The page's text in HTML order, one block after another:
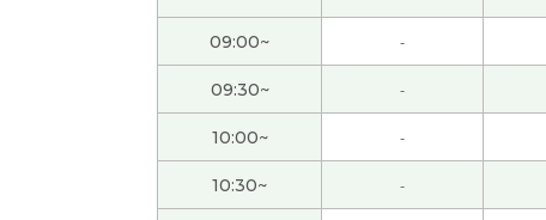
通过这次对话，我了解了很多中国的旅游景点
感謝您在今天的课上您的耐心地教我。​您的课
非常感谢您向我介绍了中国各地的美丽景点。
一次听说。虽然对日本人来说难度似乎有点大
09:00~ -
09:30~ -
10:00~ -
10:30~ -